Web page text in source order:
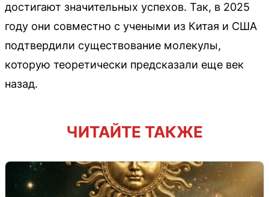
достигают значительных успехов. Так, в 2025
году они совместно с учеными из Китая и США
подтвердили существование молекулы,
которую теоретически предсказали еще век
назад.
ЧИТАЙТЕ ТАКЖЕ